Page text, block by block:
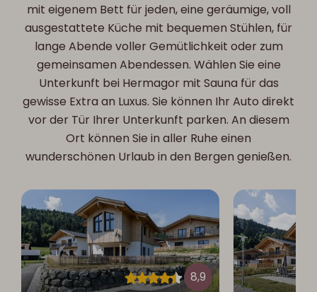
mit eigenem Bett für jeden, eine geräumige, voll
ausgestattete Küche mit bequemen Stühlen, für
lange Abende voller Gemütlichkeit oder zum
gemeinsamen Abendessen. Wählen Sie eine
Unterkunft bei Hermagor mit Sauna für das
gewisse Extra an Luxus. Sie können Ihr Auto direkt
vor der Tür Ihrer Unterkunft parken. An diesem
Ort können Sie in aller Ruhe einen
wunderschönen Urlaub in den Bergen genießen.
8,9